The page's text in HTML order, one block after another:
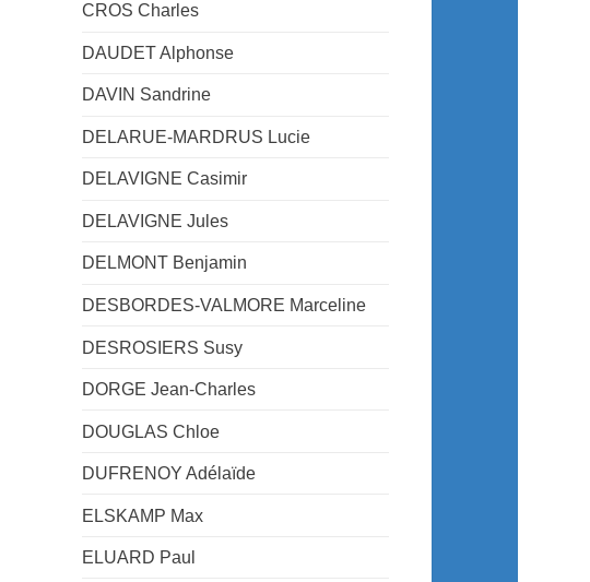
CROS Charles
DAUDET Alphonse
DAVIN Sandrine
DELARUE-MARDRUS Lucie
DELAVIGNE Casimir
DELAVIGNE Jules
DELMONT Benjamin
DESBORDES-VALMORE Marceline
DESROSIERS Susy
DORGE Jean-Charles
DOUGLAS Chloe
DUFRENOY Adélaïde
ELSKAMP Max
ELUARD Paul